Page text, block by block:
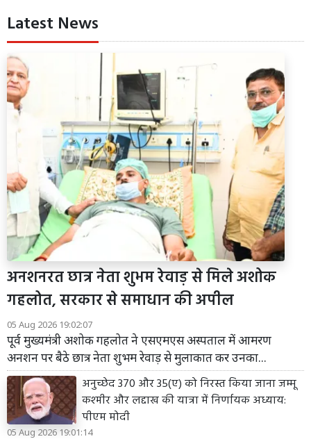
Latest News
अनशनरत छात्र नेता शुभम रेवाड़ से मिले अशोक
गहलोत, सरकार से समाधान की अपील
05 Aug 2026 19:02:07
पूर्व मुख्यमंत्री अशोक गहलोत ने एसएमएस अस्पताल में आमरण
अनशन पर बैठे छात्र नेता शुभम रेवाड़ से मुलाकात कर उनका...
अनुच्छेद 370 और 35(ए) को निरस्त किया जाना जम्मू
कश्मीर और लद्दाख की यात्रा में निर्णायक अध्याय:
पीएम मोदी
05 Aug 2026 19:01:14